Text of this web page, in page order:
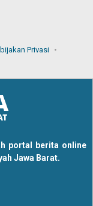
Privasi
portal berita online
Jawa Barat.